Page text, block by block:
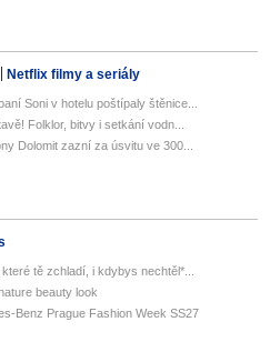
Netflix filmy a seriály
Soni v hotelu poštípaly štěnice...
Folklor, bitvy i setkání vodn...
Dolomit zazní za úsvitu ve 300...
tě zchladí, i kdybys nechtěl*...
beauty look
Benz Prague Fashion Week SS27